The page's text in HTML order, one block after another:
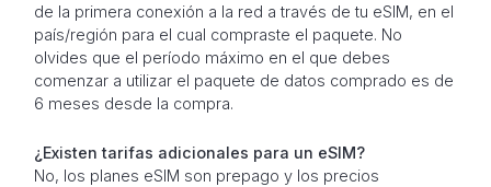
de la primera conexión a la red a través de tu eSIM, en el
país/región para el cual compraste el paquete. No
olvides que el período máximo en el que debes
comenzar a utilizar el paquete de datos comprado es de
6 meses desde la compra.
¿Existen tarifas adicionales para un eSIM?
No, los planes eSIM son prepago y los precios